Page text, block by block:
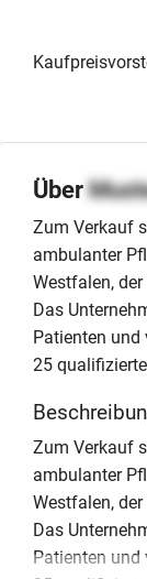
Über
Zum Verkauf
ambulanter
Westfalen,
Das
Patienten und
25
Zum Verkauf
ambulanter
Westfalen,
Das
Patienten und